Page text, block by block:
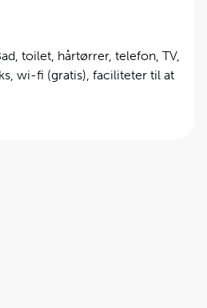
toilet, hårtørrer, telefon, TV,
wi-fi (gratis), faciliteter til at